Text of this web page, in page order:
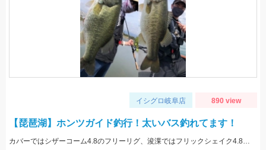
イシグロ岐阜店 890 view
【琵琶湖】ホンツガイド釣行！太いバス釣れてます！
カバーではシザーコーム4.8のフリーリグ、浚渫ではフリックシェイク4.8のネコリグで釣れました！